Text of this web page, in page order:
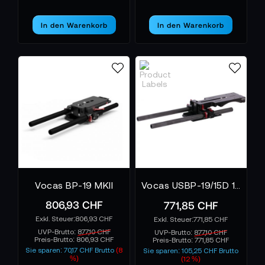
In den Warenkorb In den Warenkorb
Vocas BP-19 MKII
806,93 CHF
806,93 CHF
UVP-Brutto: 877,10 CHF
Preis-Brutto: 806,93 CHF
Sie sparen: 70,17 CHF Brutto(8
%)
771,85 CHF
771,85 CHF
UVP-Brutto: 877,10 CHF
Preis-Brutto:771,85 CHF
Sie sparen: 105,25 CHF Brutto
(12 %)